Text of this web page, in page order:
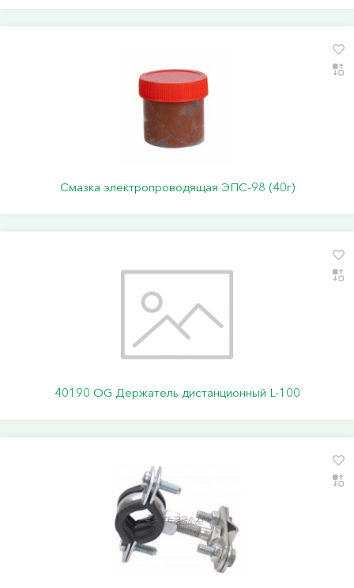
Смазка электропроводящая ЭПС-98 (40г)
40190 ОG Держатель дистанционный L-100